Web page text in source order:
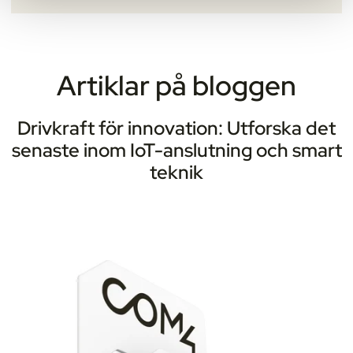
Artiklar på bloggen
Drivkraft för innovation: Utforska det
senaste inom IoT-anslutning och smart
teknik